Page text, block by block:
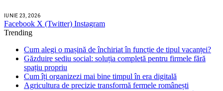
IUNIE 23, 2026
Facebook X (Twitter) Instagram
Trending
Cum alegi o mașină de închiriat în funcție de tipul vacanței?
Găzduire sediu social: soluția completă pentru firmele fără
spațiu propriu
Cum îți organizezi mai bine timpul în era digitală
Agricultura de precizie transformă fermele românești